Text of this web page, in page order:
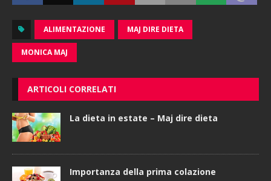
ALIMENTAZIONE MAJ DIRE DIETA
MONICA MAJ
ARTICOLI CORRELATI
La dieta in estate – Maj dire dieta
Importanza della prima colazione